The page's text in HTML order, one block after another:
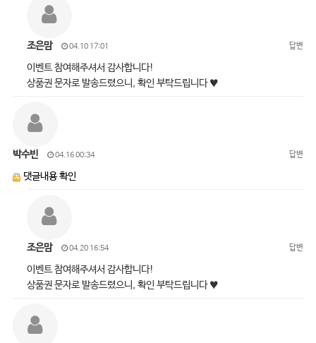
조은맘 04.10 17:01 답변
이벤트 참여해주셔서 감사합니다!
상품권 문자로 발송드렸으니, 확인 부탁드립니다 ♥
박수빈 04.16 00:34 답변
댓글내용 확인
조은맘 04.20 16:54 답변
이벤트 참여해주셔서 감사합니다!
상품권 문자로 발송드렸으니, 확인 부탁드립니다 ♥